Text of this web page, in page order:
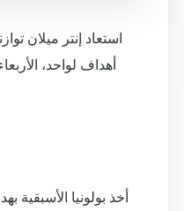
استعاد إنتر ميلان
أخذ بولونيا الأسبقية